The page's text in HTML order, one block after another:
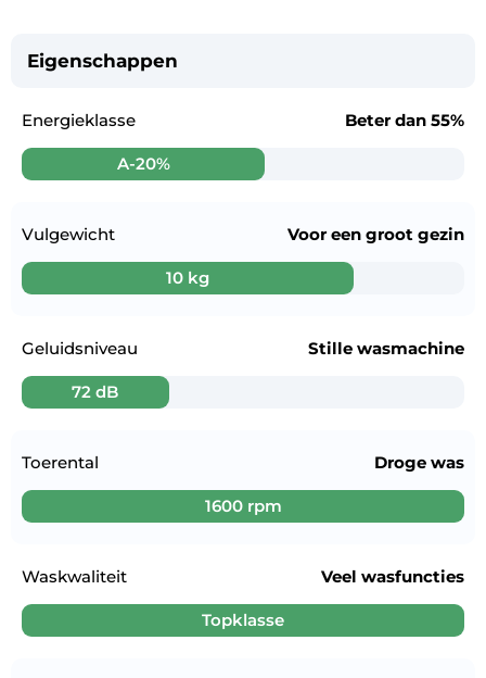
Eigenschappen
Energieklasse
A-20%
Beter dan 55%
Vulgewicht
10 kg
Voor een groot gezin
Geluidsniveau
72 dB
Stille wasmachine
Toerental
1600 rpm
Droge was
Waskwaliteit
Topklasse
Veel wasfuncties